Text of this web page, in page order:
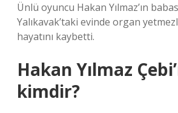
Ünlü oyuncu Hakan Yılmaz’ın
Yalıkavak’taki evinde organ
hayatını kaybetti.
Hakan Yılmaz
kimdir?